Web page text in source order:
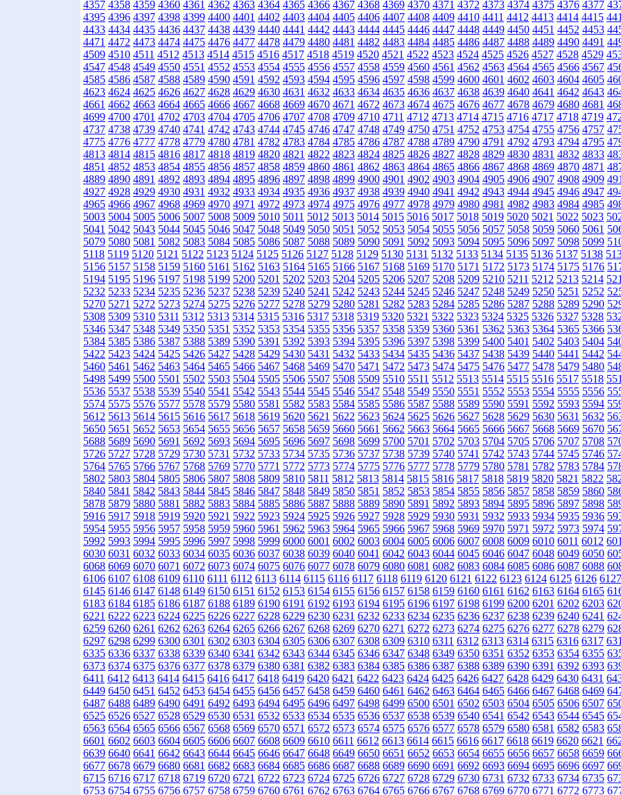
4357 4358 4359 4360 4361 4362 4363 4364 4365 4366 4367 4368 4369 4370 4371 4372 4373 4374 4375 4376 4377
4395 4396 4397 4398 4399 4400 4401 4402 4403 4404 4405 4406 4407 4408 4409 4410 4411 4412 4413 4414 4415
4433 4434 4435 4436 4437 4438 4439 4440 4441 4442 4443 4444 4445 4446 4447 4448 4449 4450 4451 4452 4453
4471 4472 4473 4474 4475 4476 4477 4478 4479 4480 4481 4482 4483 4484 4485 4486 4487 4488 4489 4490 4491
4509 4510 4511 4512 4513 4514 4515 4516 4517 4518 4519 4520 4521 4522 4523 4524 4525 4526 4527 4528 4529
4547 4548 4549 4550 4551 4552 4553 4554 4555 4556 4557 4558 4559 4560 4561 4562 4563 4564 4565 4566 4567
4585 4586 4587 4588 4589 4590 4591 4592 4593 4594 4595 4596 4597 4598 4599 4600 4601 4602 4603 4604 4605
4623 4624 4625 4626 4627 4628 4629 4630 4631 4632 4633 4634 4635 4636 4637 4638 4639 4640 4641 4642 4643
4661 4662 4663 4664 4665 4666 4667 4668 4669 4670 4671 4672 4673 4674 4675 4676 4677 4678 4679 4680 4681
4699 4700 4701 4702 4703 4704 4705 4706 4707 4708 4709 4710 4711 4712 4713 4714 4715 4716 4717 4718 4719
4737 4738 4739 4740 4741 4742 4743 4744 4745 4746 4747 4748 4749 4750 4751 4752 4753 4754 4755 4756 4757
4775 4776 4777 4778 4779 4780 4781 4782 4783 4784 4785 4786 4787 4788 4789 4790 4791 4792 4793 4794 4795
4813 4814 4815 4816 4817 4818 4819 4820 4821 4822 4823 4824 4825 4826 4827 4828 4829 4830 4831 4832 4833
4851 4852 4853 4854 4855 4856 4857 4858 4859 4860 4861 4862 4863 4864 4865 4866 4867 4868 4869 4870 4871
4889 4890 4891 4892 4893 4894 4895 4896 4897 4898 4899 4900 4901 4902 4903 4904 4905 4906 4907 4908 4909
4927 4928 4929 4930 4931 4932 4933 4934 4935 4936 4937 4938 4939 4940 4941 4942 4943 4944 4945 4946 4947
4965 4966 4967 4968 4969 4970 4971 4972 4973 4974 4975 4976 4977 4978 4979 4980 4981 4982 4983 4984 4985
5003 5004 5005 5006 5007 5008 5009 5010 5011 5012 5013 5014 5015 5016 5017 5018 5019 5020 5021 5022 5023
5041 5042 5043 5044 5045 5046 5047 5048 5049 5050 5051 5052 5053 5054 5055 5056 5057 5058 5059 5060 5061
5079 5080 5081 5082 5083 5084 5085 5086 5087 5088 5089 5090 5091 5092 5093 5094 5095 5096 5097 5098 5099
5118 5119 5120 5121 5122 5123 5124 5125 5126 5127 5128 5129 5130 5131 5132 5133 5134 5135 5136 5137 5138
5156 5157 5158 5159 5160 5161 5162 5163 5164 5165 5166 5167 5168 5169 5170 5171 5172 5173 5174 5175 5176
5194 5195 5196 5197 5198 5199 5200 5201 5202 5203 5204 5205 5206 5207 5208 5209 5210 5211 5212 5213 5214
5232 5233 5234 5235 5236 5237 5238 5239 5240 5241 5242 5243 5244 5245 5246 5247 5248 5249 5250 5251 5252
5270 5271 5272 5273 5274 5275 5276 5277 5278 5279 5280 5281 5282 5283 5284 5285 5286 5287 5288 5289 5290
5308 5309 5310 5311 5312 5313 5314 5315 5316 5317 5318 5319 5320 5321 5322 5323 5324 5325 5326 5327 5328
5346 5347 5348 5349 5350 5351 5352 5353 5354 5355 5356 5357 5358 5359 5360 5361 5362 5363 5364 5365 5366
5384 5385 5386 5387 5388 5389 5390 5391 5392 5393 5394 5395 5396 5397 5398 5399 5400 5401 5402 5403 5404
5422 5423 5424 5425 5426 5427 5428 5429 5430 5431 5432 5433 5434 5435 5436 5437 5438 5439 5440 5441 5442
5460 5461 5462 5463 5464 5465 5466 5467 5468 5469 5470 5471 5472 5473 5474 5475 5476 5477 5478 5479 5480
5498 5499 5500 5501 5502 5503 5504 5505 5506 5507 5508 5509 5510 5511 5512 5513 5514 5515 5516 5517 5518
5536 5537 5538 5539 5540 5541 5542 5543 5544 5545 5546 5547 5548 5549 5550 5551 5552 5553 5554 5555 5556
5574 5575 5576 5577 5578 5579 5580 5581 5582 5583 5584 5585 5586 5587 5588 5589 5590 5591 5592 5593 5594
5612 5613 5614 5615 5616 5617 5618 5619 5620 5621 5622 5623 5624 5625 5626 5627 5628 5629 5630 5631 5632
5650 5651 5652 5653 5654 5655 5656 5657 5658 5659 5660 5661 5662 5663 5664 5665 5666 5667 5668 5669 5670
5688 5689 5690 5691 5692 5693 5694 5695 5696 5697 5698 5699 5700 5701 5702 5703 5704 5705 5706 5707 5708
5726 5727 5728 5729 5730 5731 5732 5733 5734 5735 5736 5737 5738 5739 5740 5741 5742 5743 5744 5745 5746
5764 5765 5766 5767 5768 5769 5770 5771 5772 5773 5774 5775 5776 5777 5778 5779 5780 5781 5782 5783 5784
5802 5803 5804 5805 5806 5807 5808 5809 5810 5811 5812 5813 5814 5815 5816 5817 5818 5819 5820 5821 5822
5840 5841 5842 5843 5844 5845 5846 5847 5848 5849 5850 5851 5852 5853 5854 5855 5856 5857 5858 5859 5860
5878 5879 5880 5881 5882 5883 5884 5885 5886 5887 5888 5889 5890 5891 5892 5893 5894 5895 5896 5897 5898
5916 5917 5918 5919 5920 5921 5922 5923 5924 5925 5926 5927 5928 5929 5930 5931 5932 5933 5934 5935 5936
5954 5955 5956 5957 5958 5959 5960 5961 5962 5963 5964 5965 5966 5967 5968 5969 5970 5971 5972 5973 5974
5992 5993 5994 5995 5996 5997 5998 5999 6000 6001 6002 6003 6004 6005 6006 6007 6008 6009 6010 6011 6012
6030 6031 6032 6033 6034 6035 6036 6037 6038 6039 6040 6041 6042 6043 6044 6045 6046 6047 6048 6049 6050
6068 6069 6070 6071 6072 6073 6074 6075 6076 6077 6078 6079 6080 6081 6082 6083 6084 6085 6086 6087 6088
6106 6107 6108 6109 6110 6111 6112 6113 6114 6115 6116 6117 6118 6119 6120 6121 6122 6123 6124 6125 6126 6127
6145 6146 6147 6148 6149 6150 6151 6152 6153 6154 6155 6156 6157 6158 6159 6160 6161 6162 6163 6164 6165
6183 6184 6185 6186 6187 6188 6189 6190 6191 6192 6193 6194 6195 6196 6197 6198 6199 6200 6201 6202 6203
6221 6222 6223 6224 6225 6226 6227 6228 6229 6230 6231 6232 6233 6234 6235 6236 6237 6238 6239 6240 6241
6259 6260 6261 6262 6263 6264 6265 6266 6267 6268 6269 6270 6271 6272 6273 6274 6275 6276 6277 6278 6279
6297 6298 6299 6300 6301 6302 6303 6304 6305 6306 6307 6308 6309 6310 6311 6312 6313 6314 6315 6316 6317
6335 6336 6337 6338 6339 6340 6341 6342 6343 6344 6345 6346 6347 6348 6349 6350 6351 6352 6353 6354 6355
6373 6374 6375 6376 6377 6378 6379 6380 6381 6382 6383 6384 6385 6386 6387 6388 6389 6390 6391 6392 6393
6411 6412 6413 6414 6415 6416 6417 6418 6419 6420 6421 6422 6423 6424 6425 6426 6427 6428 6429 6430 6431
6449 6450 6451 6452 6453 6454 6455 6456 6457 6458 6459 6460 6461 6462 6463 6464 6465 6466 6467 6468 6469
6487 6488 6489 6490 6491 6492 6493 6494 6495 6496 6497 6498 6499 6500 6501 6502 6503 6504 6505 6506 6507
6525 6526 6527 6528 6529 6530 6531 6532 6533 6534 6535 6536 6537 6538 6539 6540 6541 6542 6543 6544 6545
6563 6564 6565 6566 6567 6568 6569 6570 6571 6572 6573 6574 6575 6576 6577 6578 6579 6580 6581 6582 6583
6601 6602 6603 6604 6605 6606 6607 6608 6609 6610 6611 6612 6613 6614 6615 6616 6617 6618 6619 6620 6621
6639 6640 6641 6642 6643 6644 6645 6646 6647 6648 6649 6650 6651 6652 6653 6654 6655 6656 6657 6658 6659
6677 6678 6679 6680 6681 6682 6683 6684 6685 6686 6687 6688 6689 6690 6691 6692 6693 6694 6695 6696 6697
6715 6716 6717 6718 6719 6720 6721 6722 6723 6724 6725 6726 6727 6728 6729 6730 6731 6732 6733 6734 6735
6753 6754 6755 6756 6757 6758 6759 6760 6761 6762 6763 6764 6765 6766 6767 6768 6769 6770 6771 6772 6773